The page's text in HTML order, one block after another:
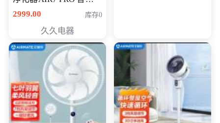
屋空气循环负离子旗舰
2999.00 库存0
久久电器